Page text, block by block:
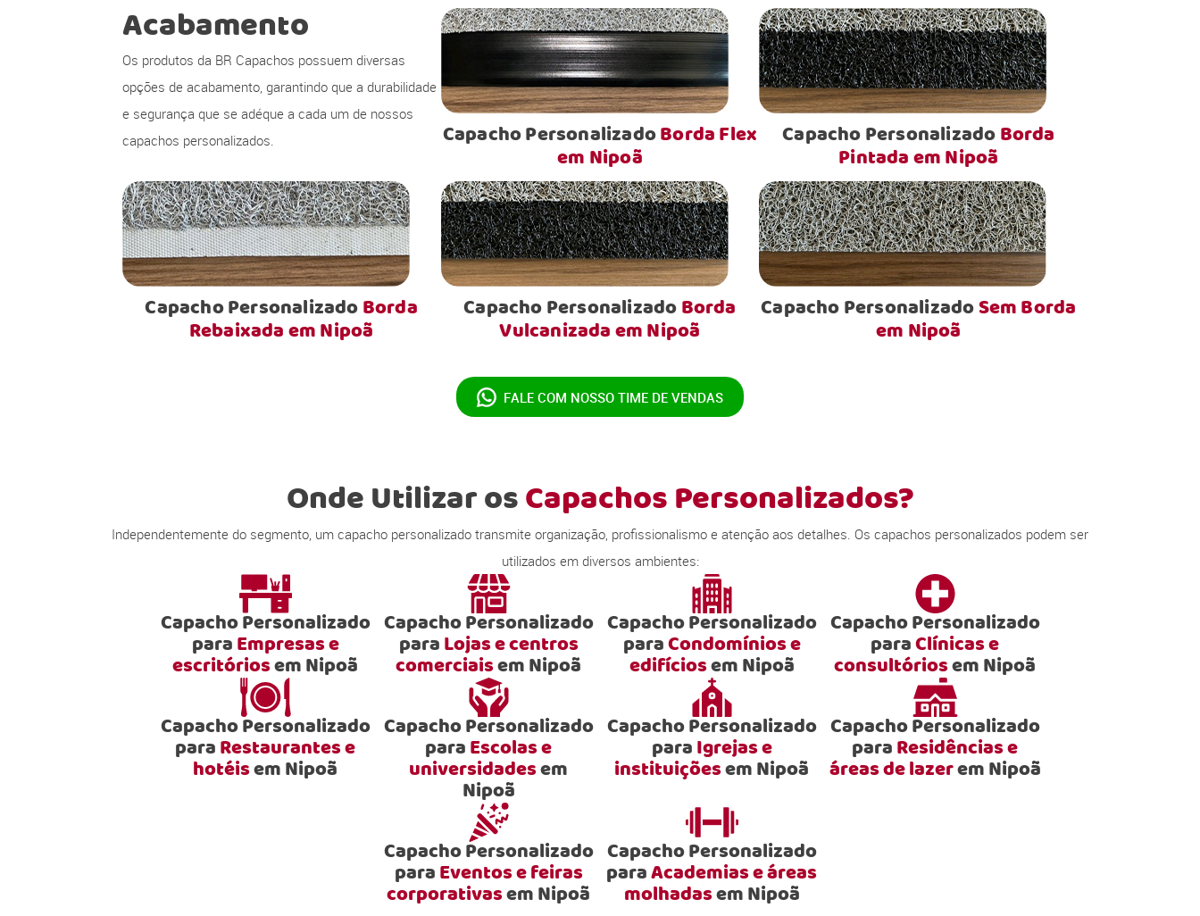
Acabamento
Os produtos da BR Capachos possuem diversas
opções de acabamento, garantindo que a durabilidade
e segurança que se adéque a cada um de nossos
capachos personalizados.
Capacho PersonalizadoBorda Flex
em Nipoã
Capacho PersonalizadoBorda
Pintada em Nipoã
Capacho PersonalizadoBorda
Rebaixada em Nipoã
Capacho PersonalizadoBorda
Vulcanizada em Nipoã
Capacho PersonalizadoSem Borda
em Nipoã
FALE COM NOSSO TIME DE VENDAS
Onde Utilizar osCapachos Personalizados?
Independentemente do segmento, um capacho personalizado transmite organização, profissionalismo e atenção aos detalhes. Os capachos personalizados podem ser
utilizados em diversos ambientes:
Capacho Personalizado
paraEmpresas e
escritóriosem Nipoã
Capacho Personalizado
paraLojas e centros
comerciaisem Nipoã
Capacho Personalizado
paraCondomínios e
edifíciosem Nipoã
Capacho Personalizado
paraClínicas e
consultóriosem Nipoã
Capacho Personalizado
paraRestaurantes e
hotéisem Nipoã
Capacho Personalizado
paraEscolas e
universidadesem
Nipoã
Capacho Personalizado
paraIgrejas e
instituiçõesem Nipoã
Capacho Personalizado
paraResidências e
áreas de lazerem Nipoã
Capacho Personalizado
paraEventos e feiras
corporativasem Nipoã
Capacho Personalizado
paraAcademias e áreas
molhadasem Nipoã